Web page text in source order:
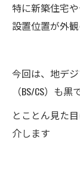
特に新築住宅
設置位置が外
今回は、地デ
（BS/CS）も黒
とことん見た
介します